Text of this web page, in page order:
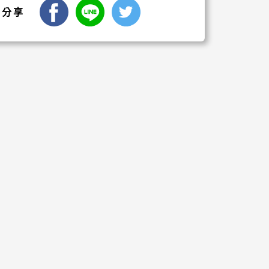
分享 facebookLINE